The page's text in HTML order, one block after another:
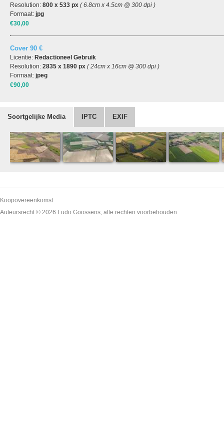
Resolution: 800 x 533 px ( 6.8cm x 4.5cm @ 300 dpi )
Formaat: jpg
€30,00
Cover 90 €
Licentie: Redactioneel Gebruik
Resolution: 2835 x 1890 px ( 24cm x 16cm @ 300 dpi )
Formaat: jpeg
€90,00
Soortgelijke Media IPTC EXIF
Koopovereenkomst
Auteursrecht © 2026 Ludo Goossens, alle rechten voorbehouden.